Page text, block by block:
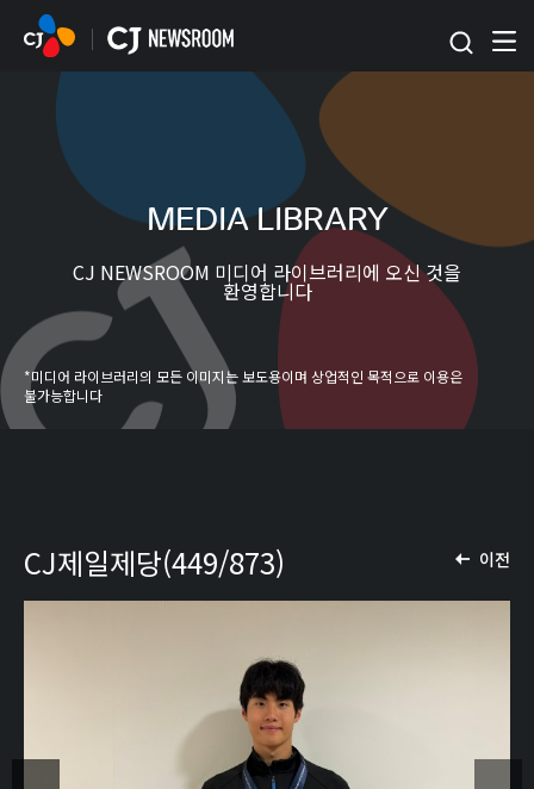
본문 바로가기
MEDIA LIBRARY
CJ NEWSROOM 미디어 라이브러리에 오신 것을
환영합니다
*미디어 라이브러리의 모든 이미지는 보도용이며 상업적인 목적으로 이용은
불가능합니다
이전
CJ제일제당(449/873)